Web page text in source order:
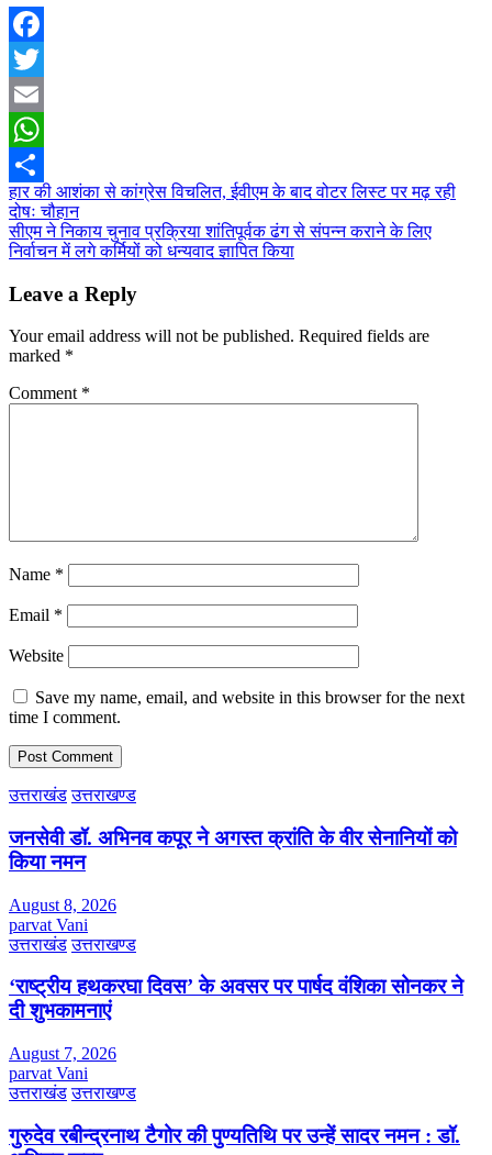
Facebook
Twitter
Email
WhatsApp
Share
Post
navigation
हार की आशंका से कांग्रेस विचलित, ईवीएम के बाद वोटर लिस्ट पर मढ़ रही
दोषः चौहान
सीएम ने निकाय चुनाव प्रक्रिया शांतिपूर्वक ढंग से संपन्न कराने के लिए
निर्वाचन में लगे कर्मियों को धन्यवाद ज्ञापित किया
Leave a Reply
Your email address will not be published. Required fields are
marked *
Comment *
Name *
Email *
Website
Save my name, email, and website in this browser for the next
time I comment.
उत्तराखंड उत्तराखण्ड
जनसेवी डॉ. अभिनव कपूर ने अगस्त क्रांति के वीर सेनानियों को
किया नमन
August 8, 2026
parvat Vani
उत्तराखंड उत्तराखण्ड
‘राष्ट्रीय हथकरघा दिवस’ के अवसर पर पार्षद वंशिका सोनकर ने
दी शुभकामनाएं
August 7, 2026
parvat Vani
उत्तराखंड उत्तराखण्ड
गुरुदेव रबीन्द्रनाथ टैगोर की पुण्यतिथि पर उन्हें सादर नमन : डॉ.